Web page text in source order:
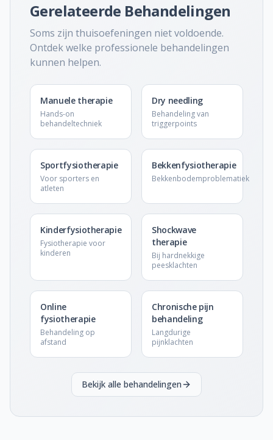
Gerelateerde Behandelingen
Soms zijn thuisoefeningen niet voldoende.
Ontdek welke professionele behandelingen
kunnen helpen.
Manuele therapie
Hands-on
behandeltechniek
Dry needling
Behandeling van
triggerpoints
Sportfysiotherapie
Voor sporters en
atleten
Bekkenfysiotherapie
Bekkenbodemproblematiek
Kinderfysiotherapie
Fysiotherapie voor
kinderen
Shockwave
therapie
Bij hardnekkige
peesklachten
Online
fysiotherapie
Behandeling op
afstand
Chronische pijn
behandeling
Langdurige
pijnklachten
Bekijk alle behandelingen